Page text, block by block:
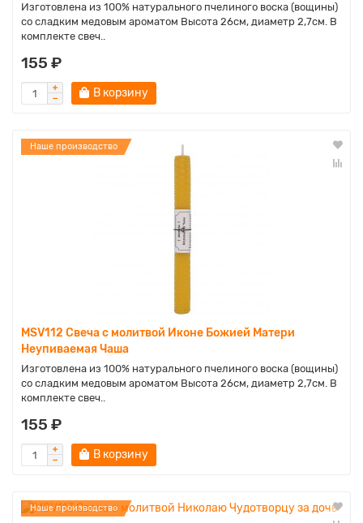
Изготовлена из 100% натурального пчелиного воска (вощины)
со сладким медовым ароматом Высота 26см, диаметр 2,7см. В
комплекте свеч..
155 ₽
В корзину
Наше производство
MSV112 Свеча с молитвой Иконе Божией Матери
Неупиваемая Чаша
Изготовлена из 100% натурального пчелиного воска (вощины)
со сладким медовым ароматом Высота 26см, диаметр 2,7см. В
комплекте свеч..
155 ₽
В корзину
Наше производство